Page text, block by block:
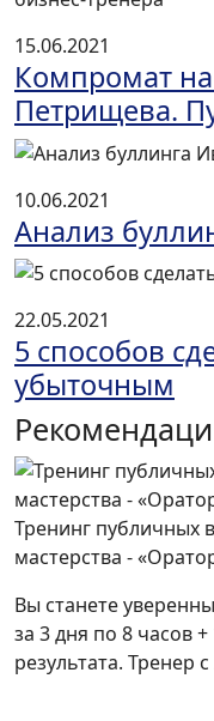
15.06.2021
Компромат
Петрищева.
10.06.2021
Анализ
22.05.2021
5 способов
убыточным
Тренинг публичных
мастерства -
Вы станете
за 3 дня по 8 часов
результата. Тренер